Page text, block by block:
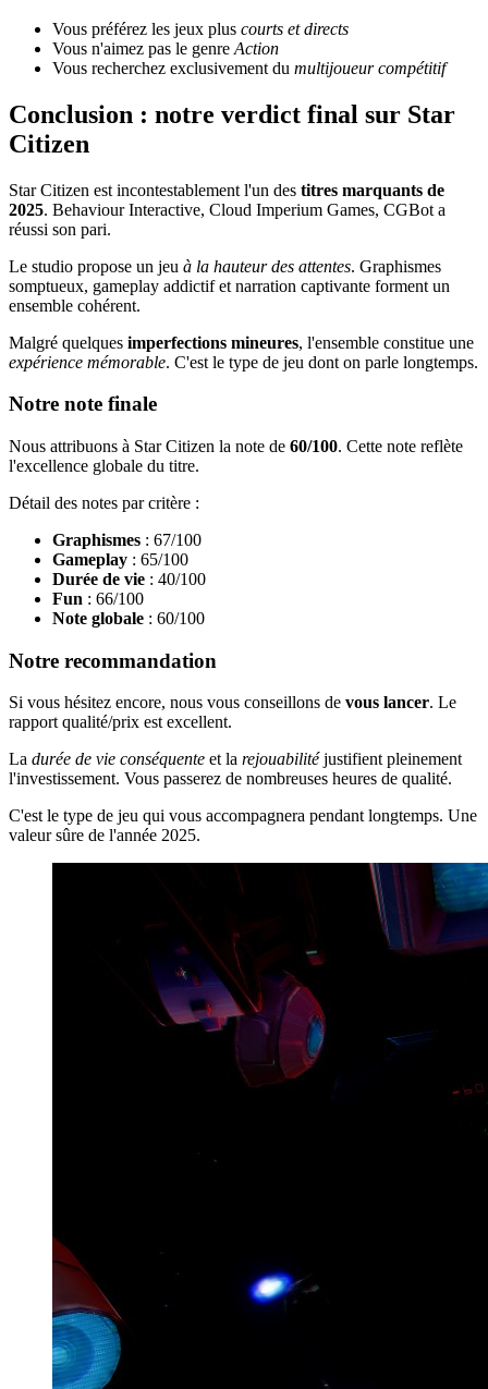
Vous préférez les jeux plus courts et directs
Vous n'aimez pas le genre Action
Vous recherchez exclusivement du multijoueur compétitif
Conclusion : notre verdict final sur Star
Citizen
Star Citizen est incontestablement l'un des titres marquants de
2025. Behaviour Interactive, Cloud Imperium Games, CGBot a
réussi son pari.
Le studio propose un jeu à la hauteur des attentes. Graphismes
somptueux, gameplay addictif et narration captivante forment un
ensemble cohérent.
Malgré quelques imperfections mineures, l'ensemble constitue une
expérience mémorable. C'est le type de jeu dont on parle longtemps.
Notre note finale
Nous attribuons à Star Citizen la note de 60/100. Cette note reflète
l'excellence globale du titre.
Détail des notes par critère :
Graphismes : 67/100
Gameplay : 65/100
Durée de vie : 40/100
Fun : 66/100
Note globale : 60/100
Notre recommandation
Si vous hésitez encore, nous vous conseillons de vous lancer. Le
rapport qualité/prix est excellent.
La durée de vie conséquente et la rejouabilitéjustifient pleinement
l'investissement. Vous passerez de nombreuses heures de qualité.
C'est le type de jeu qui vous accompagnera pendant longtemps. Une
valeur sûre de l'année 2025.